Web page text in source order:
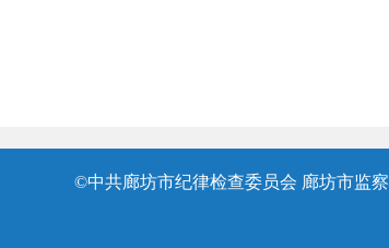
©中共廊坊市纪律检查委员会 廊坊市监